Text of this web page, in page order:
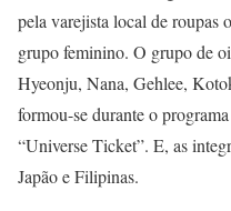
pela varejista local de
grupo feminino. O grupo de
Hyeonju, Nana, Gehlee,
formou-se durante o
“Universe Ticket”. E, as
Japão e Filipinas.